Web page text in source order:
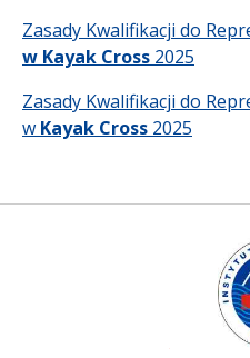
Zasady Kwalifikacji do
w Kayak Cross 2025
Zasady Kwalifikacji do
w Kayak Cross 2025
Polski Związek